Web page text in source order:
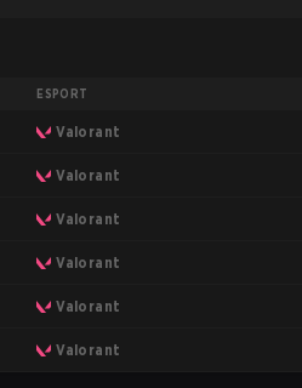
ESPORT
Valorant
Valorant
Valorant
Valorant
Valorant
Valorant